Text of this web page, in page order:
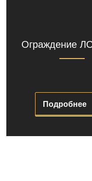
Ограждение
Подробнее